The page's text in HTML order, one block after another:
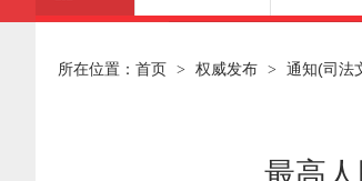
所在位置： 首页 > 权威发布 > 通知(司法
最高